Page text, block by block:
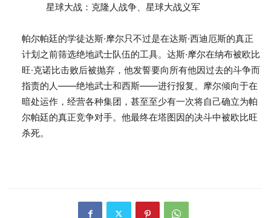
星球大战：克隆人战争、星球大战义军
帕尔帕廷的学徒达斯·摩尔只不过是在达斯·西迪厄斯的真正
计划之前筛选绝地武士队伍的工具。达斯·摩尔在纳布被欧比
旺·克诺比击败后被抛弃，他发誓要向所有他因过去的斗争而
指责的人——绝地武士和西斯——进行报复。摩尔倾向于在
暗处运作，经营各种集团，甚至至少有一次将自己确立为帕
尔帕廷的真正竞争对手。他最终在塔图因的决斗中被欧比旺
杀死。